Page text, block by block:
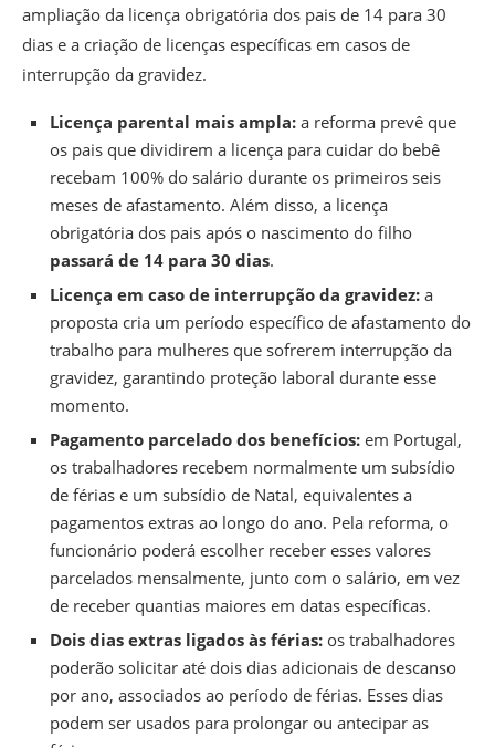
ampliação da licença obrigatória dos pais de 14 para 30
dias e a criação de licenças específicas em casos de
interrupção da gravidez.
Licença parental mais ampla: a reforma prevê que
os pais que dividirem a licença para cuidar do bebê
recebam 100% do salário durante os primeiros seis
meses de afastamento. Além disso, a licença
obrigatória dos pais após o nascimento do filho
passará de 14 para 30 dias.
Licença em caso de interrupção da gravidez: a
proposta cria um período específico de afastamento do
trabalho para mulheres que sofrerem interrupção da
gravidez, garantindo proteção laboral durante esse
momento.
Pagamento parcelado dos benefícios: em Portugal,
os trabalhadores recebem normalmente um subsídio
de férias e um subsídio de Natal, equivalentes a
pagamentos extras ao longo do ano. Pela reforma, o
funcionário poderá escolher receber esses valores
parcelados mensalmente, junto com o salário, em vez
de receber quantias maiores em datas específicas.
Dois dias extras ligados às férias: os trabalhadores
poderão solicitar até dois dias adicionais de descanso
por ano, associados ao período de férias. Esses dias
podem ser usados para prolongar ou antecipar as